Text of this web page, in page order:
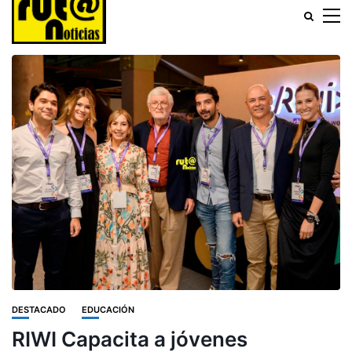
DESTACADO EDUCACIÓN
RIWI Capacita a jóvenes